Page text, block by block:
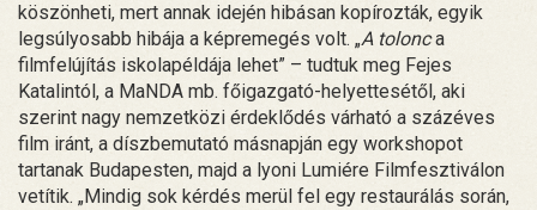
köszönheti, mert annak idején hibásan kopírozták, egyik
legsúlyosabb hibája a képremegés volt. „A tolonca
filmfelújítás iskolapéldája lehet” – tudtuk meg Fejes
Katalintól, a MaNDA mb. főigazgató-helyettesétől, aki
szerint nagy nemzetközi érdeklődés várható a százéves
film iránt, a díszbemutató másnapján egy workshopot
tartanak Budapesten, majd a lyoni Lumiére Filmfesztiválon
vetítik. „Mindig sok kérdés merül fel egy restaurálás során,